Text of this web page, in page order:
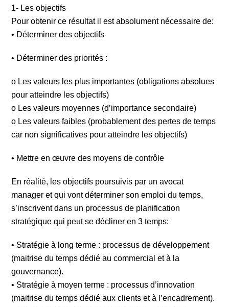
1- Les objectifs
Pour obtenir ce résultat il est absolument nécessaire de:
• Déterminer des objectifs
• Déterminer des priorités :
o Les valeurs les plus importantes (obligations absolues
pour atteindre les objectifs)
o Les valeurs moyennes (d’importance secondaire)
o Les valeurs faibles (probablement des pertes de temps
car non significatives pour atteindre les objectifs)
• Mettre en œuvre des moyens de contrôle
En réalité, les objectifs poursuivis par un avocat
manager et qui vont déterminer son emploi du temps,
s’inscrivent dans un processus de planification
stratégique qui peut se décliner en 3 temps:
• Stratégie à long terme : processus de développement
(maitrise du temps dédié au commercial et à la
gouvernance).
• Stratégie à moyen terme : processus d’innovation
(maitrise du temps dédié aux clients et à l’encadrement).